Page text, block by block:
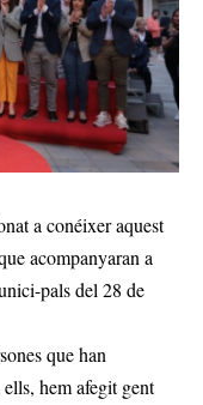
a conéixer aquest
acompanyaran a
pals del 28 de
que han
hem afegit gent